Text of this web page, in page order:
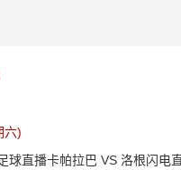
六)
球直播卡帕拉巴 VS 洛根闪